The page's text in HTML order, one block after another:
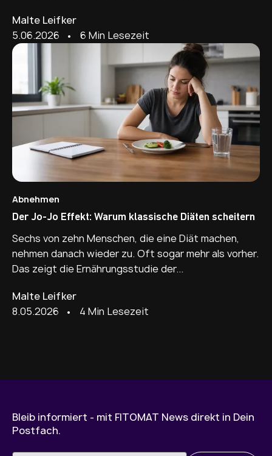
Malte Leifker
5.06.2026
• 6 Min Lesezeit
Abnehmen
Der Jo-Jo Effekt: Warum klassische Diäten scheitern
Sechs von zehn Menschen, die eine Diät machen,
nehmen danach wieder zu. Oft sogar mehr als vorher.
Das zeigt die Ernährungsstudie der...
Malte Leifker
8.05.2026
• 4 Min Lesezeit
Bleib informiert - mit FITOMAT News direkt in Dein
Postfach.